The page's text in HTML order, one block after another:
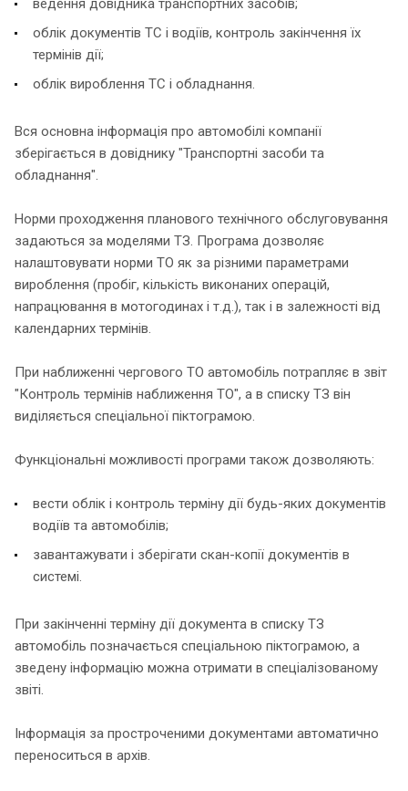
ведення довідника транспортних засобів;
облік документів ТС і водіїв, контроль закінчення їх
термінів дії;
облік вироблення ТС і обладнання.
Вся основна інформація про автомобілі компанії
зберігається в довіднику "Транспортні засоби та
обладнання".
Норми проходження планового технічного обслуговування
задаються за моделями ТЗ. Програма дозволяє
налаштовувати норми ТО як за різними параметрами
вироблення (пробіг, кількість виконаних операцій,
напрацювання в мотогодинах і т.д.), так і в залежності від
календарних термінів.
При наближенні чергового ТО автомобіль потрапляє в звіт
"Контроль термінів наближення ТО", а в списку ТЗ він
виділяється спеціальної піктограмою.
Функціональні можливості програми також дозволяють:
вести облік і контроль терміну дії будь-яких документів
водіїв та автомобілів;
завантажувати і зберігати скан-копії документів в
системі.
При закінченні терміну дії документа в списку ТЗ
автомобіль позначається спеціальною піктограмою, а
зведену інформацію можна отримати в спеціалізованому
звіті.
Інформація за простроченими документами автоматично
переноситься в архів.